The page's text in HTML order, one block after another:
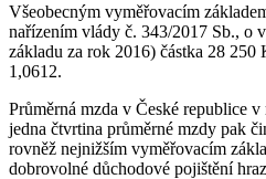
Všeobecným vyměřovacím
nařízením vlády č. 343/2017 Sb., o
základu za rok 2016) částka 28
1,0612.
Průměrná mzda v České republice
jedna čtvrtina průměrné mzdy pak
rovněž nejnižším vyměřovacím
dobrovolné důchodové pojištění